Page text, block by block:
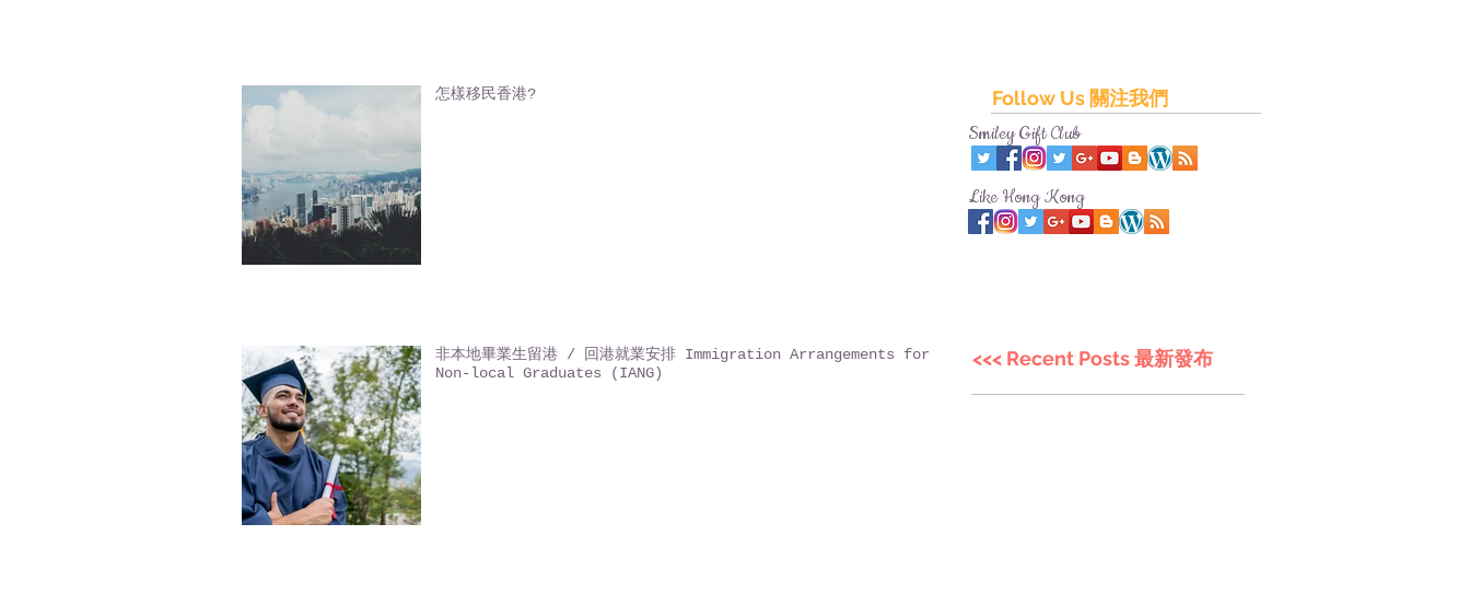
怎樣移民香港?
非本地畢業生留港 / 回港就業安排 Immigration Arrangements for
Non-local Graduates (IANG)
Follow Us 關注我們
Smiley Gift Club
Like Hong Kong
<<< Recent Posts 最新發布